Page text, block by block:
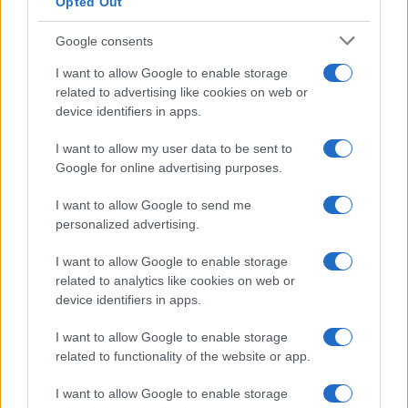
Google consents
I want to allow Google to enable storage
related to advertising like cookies on web or
device identifiers in apps.
I want to allow my user data to be sent to
Google for online advertising purposes.
I want to allow Google to send me
personalized advertising.
I want to allow Google to enable storage
related to analytics like cookies on web or
device identifiers in apps.
I want to allow Google to enable storage
related to functionality of the website or app.
I want to allow Google to enable storage
conspué par le public.
Dans sa défense, Mélenchon a rejeté les accusations
d’antisémitisme adressées à LFI, condamnant la